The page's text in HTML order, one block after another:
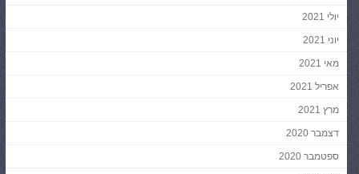
יולי 2021
יוני 2021
מאי 2021
אפריל 2021
מרץ 2021
דצמבר 2020
ספטמבר 2020